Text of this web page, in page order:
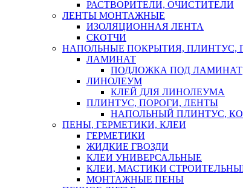
РАСТВОРИТЕЛИ, ОЧИСТИТЕЛИ
ЛЕНТЫ МОНТАЖНЫЕ
ИЗОЛЯЦИОННАЯ ЛЕНТА
СКОТЧИ
НАПОЛЬНЫЕ ПОКРЫТИЯ, ПЛИНТУС,
ЛАМИНАТ
ПОДЛОЖКА ПОД ЛАМИНАТ
ЛИНОЛЕУМ
КЛЕЙ ДЛЯ ЛИНОЛЕУМА
ПЛИНТУС, ПОРОГИ, ЛЕНТЫ
НАПОЛЬНЫЙ ПЛИНТУС,
ПЕНЫ, ГЕРМЕТИКИ, КЛЕИ
ГЕРМЕТИКИ
ЖИДКИЕ ГВОЗДИ
КЛЕИ УНИВЕРСАЛЬНЫЕ
КЛЕИ, МАСТИКИ
МОНТАЖНЫЕ ПЕНЫ